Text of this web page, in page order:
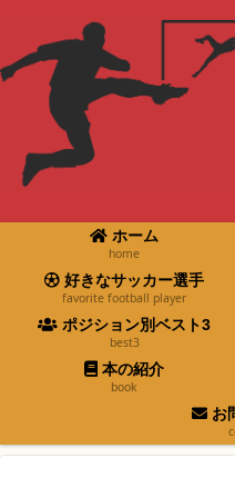
ホーム
home
好きなサッカー選手
favorite football player
ポジション別ベスト3
best3
本の紹介
book
お